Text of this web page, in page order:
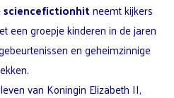
sciencefictionhitneemt kijkers
een groepje kinderen in de jaren
en geheimzinnige
van Koningin Elizabeth II,